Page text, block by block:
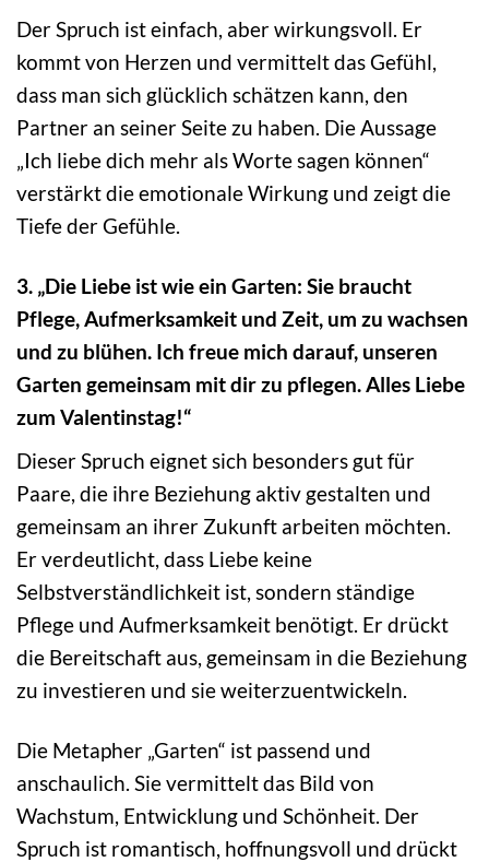
Der Spruch ist einfach, aber wirkungsvoll. Er
kommt von Herzen und vermittelt das Gefühl,
dass man sich glücklich schätzen kann, den
Partner an seiner Seite zu haben. Die Aussage
„Ich liebe dich mehr als Worte sagen können“
verstärkt die emotionale Wirkung und zeigt die
Tiefe der Gefühle.
3. „Die Liebe ist wie ein Garten: Sie braucht
Pflege, Aufmerksamkeit und Zeit, um zu wachsen
und zu blühen. Ich freue mich darauf, unseren
Garten gemeinsam mit dir zu pflegen. Alles Liebe
zum Valentinstag!“
Dieser Spruch eignet sich besonders gut für
Paare, die ihre Beziehung aktiv gestalten und
gemeinsam an ihrer Zukunft arbeiten möchten.
Er verdeutlicht, dass Liebe keine
Selbstverständlichkeit ist, sondern ständige
Pflege und Aufmerksamkeit benötigt. Er drückt
die Bereitschaft aus, gemeinsam in die Beziehung
zu investieren und sie weiterzuentwickeln.
Die Metapher „Garten“ ist passend und
anschaulich. Sie vermittelt das Bild von
Wachstum, Entwicklung und Schönheit. Der
Spruch ist romantisch, hoffnungsvoll und drückt